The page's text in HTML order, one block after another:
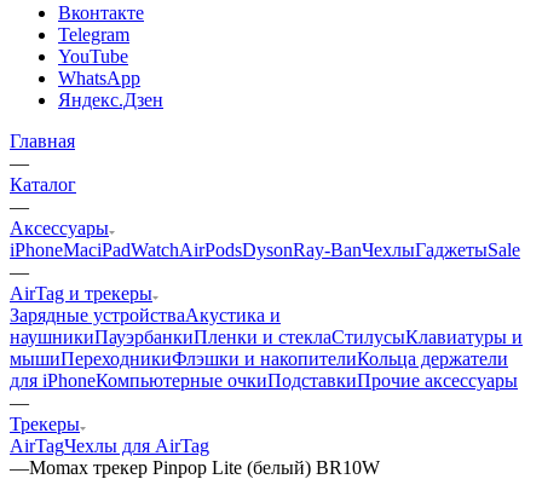
Вконтакте
Telegram
YouTube
WhatsApp
Яндекс.Дзен
Главная
—
Каталог
—
Аксессуары
iPhoneMaciPadWatchAirPodsDysonRay-BanЧехлыГаджетыSale
—
AirTag и трекеры
Зарядные устройстваАкустика и
наушникиПауэрбанкиПленки и стеклаСтилусыКлавиатуры и
мышиПереходникиФлэшки и накопителиКольца держатели
для iPhoneКомпьютерные очкиПодставкиПрочие аксессуары
—
Трекеры
AirTagЧехлы для AirTag
—Momax трекер Pinpop Lite (белый) BR10W